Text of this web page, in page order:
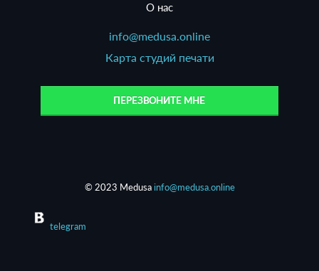
О нас
info@medusa.online
Карта студий печати
ПЕРЕЗВОНИТЕ МНЕ
© 2023 Medusa info@medusa.online
telegram